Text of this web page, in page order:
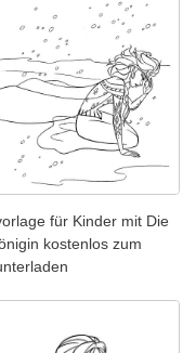
für Kinder mit Die
kostenlos zum